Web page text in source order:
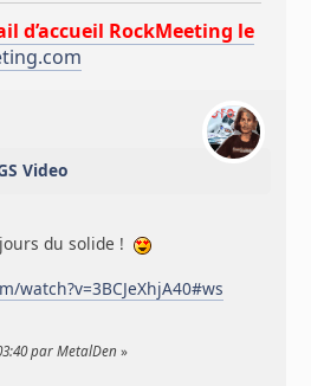
d’accueil RockMeeting le
Video
du solide !
watch?v=3BCJeXhjA40#ws
par MetalDen »